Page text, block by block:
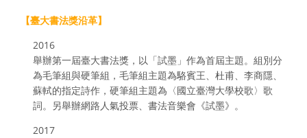
【臺大書法獎沿革】
2016
舉辦第一屆臺大書法獎，以「試墨」作為首屆主題。組別分
為毛筆組與硬筆組，毛筆組主題為駱賓王、杜甫、李商隱、
蘇軾的指定詩作，硬筆組主題為〈國立臺灣大學校歌〉歌
詞。另舉辦網路人氣投票、書法音樂會《試墨》。
2017